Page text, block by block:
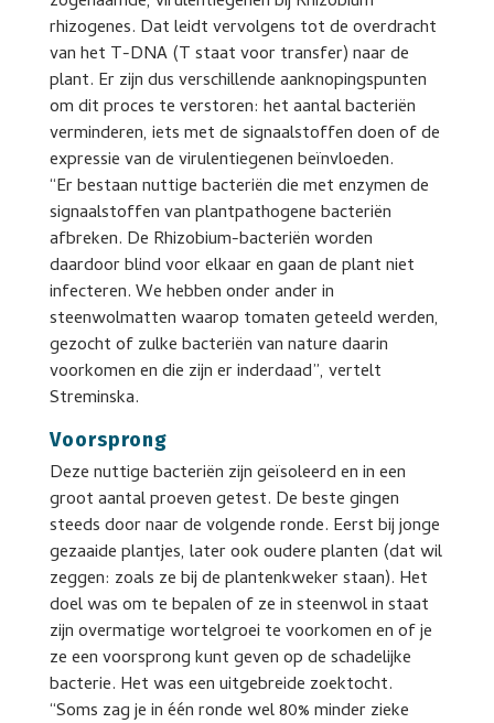
rhizogenes. Dat leidt vervolgens tot de overdracht
van het T-DNA (T staat voor transfer) naar de
plant. Er zijn dus verschillende aanknopingspunten
om dit proces te verstoren: het aantal bacteriën
verminderen, iets met de signaalstoffen doen of de
expressie van de virulentiegenen beïnvloeden.
“Er bestaan nuttige bacteriën die met enzymen de
signaalstoffen van plantpathogene bacteriën
afbreken. De Rhizobium-bacteriën worden
daardoor blind voor elkaar en gaan de plant niet
infecteren. We hebben onder ander in
steenwolmatten waarop tomaten geteeld werden,
gezocht of zulke bacteriën van nature daarin
voorkomen en die zijn er inderdaad”, vertelt
Streminska.
Voorsprong
Deze nuttige bacteriën zijn geïsoleerd en in een
groot aantal proeven getest. De beste gingen
steeds door naar de volgende ronde. Eerst bij jonge
gezaaide plantjes, later ook oudere planten (dat wil
zeggen: zoals ze bij de plantenkweker staan). Het
doel was om te bepalen of ze in steenwol in staat
zijn overmatige wortelgroei te voorkomen en of je
ze een voorsprong kunt geven op de schadelijke
bacterie. Het was een uitgebreide zoektocht.
“Soms zag je in één ronde wel 80% minder zieke